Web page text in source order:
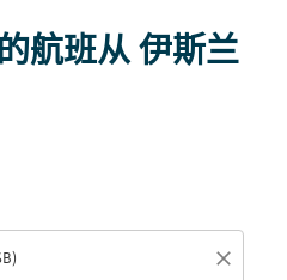
航班从 伊斯兰
close
和/或目的地）或与下面的各